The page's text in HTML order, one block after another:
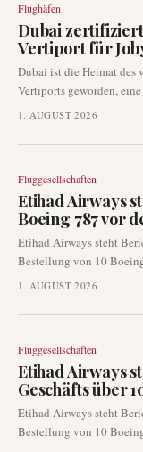
Flottenplanung und die
Flughäfen
Dubai
Vertiport für
Dubai ist die Heimat des
Vertiports geworden,
von elektrischen
Betrieb von Joby
wichtigen globalen
1. AUGUST 2026
Fluggesellschaften
Etihad Airways
Boeing 787 vor
Etihad Airways steht
Bestellung von 10
deuten darauf hin, dass
Flottenentwicklung des
1. AUGUST 2026
Fluggesellschaften
Etihad Airways
Geschäfts über
Etihad Airways steht
Bestellung von 10